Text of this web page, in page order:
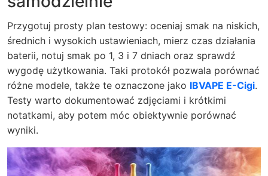
Przygotuj prosty plan testowy: oceniaj smak na niskich,
średnich i wysokich ustawieniach, mierz czas działania
baterii, notuj smak po 1, 3 i 7 dniach oraz sprawdź
wygodę użytkowania. Taki protokół pozwala porównać
różne modele, także te oznaczone jako IBVAPE E-Cigi.
Testy warto dokumentować zdjęciami i krótkimi
notatkami, aby potem móc obiektywnie porównać
wyniki.